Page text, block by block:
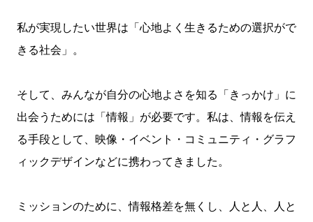
私が実現したい世界は「心地よく生きるための選択がで
きる社会」。
そして、みんなが自分の心地よさを知る「きっかけ」に
出会うためには「情報」が必要です。私は、情報を伝え
る手段として、映像・イベント・コミュニティ・グラフ
ィックデザインなどに携わってきました。
ミッションのために、情報格差を無くし、人と人、人と